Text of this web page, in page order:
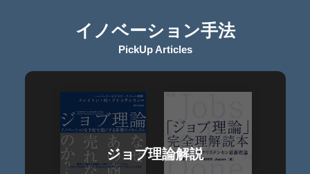
イノベーション手法
PickUp Articles
ジョブ理論解説